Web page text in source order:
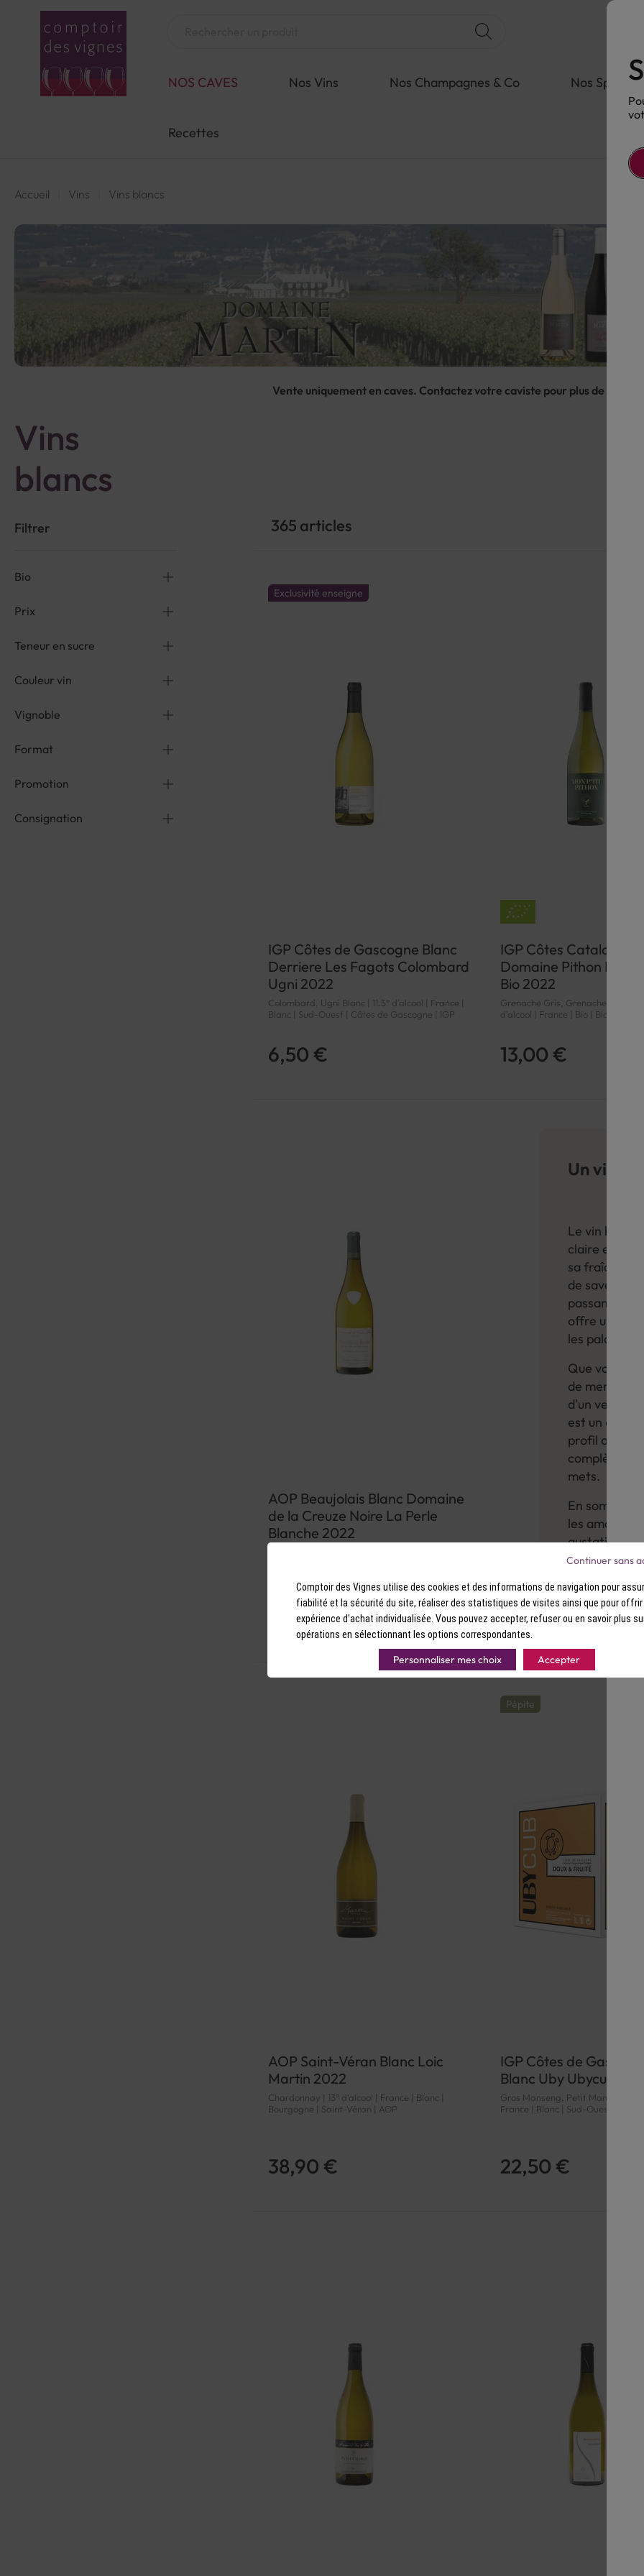
NOS CAVES Nos Vins Nos Champagnes & Co Nos
Recettes
Accueil Vins Vins blancs
Vente uniquement en caves. Contactez votre caviste pour plus de
Vins
blancs
365 articles
Exclusivité enseigne
IGP Côtes de Gascogne Blanc
Derriere Les Fagots Colombard
Ugni 2022
Colombard, Ugni Blanc | 11.5° d'alcool | France |
Blanc | Sud-Ouest | Côtes de Gascogne | IGP
6,50 €
IGP Côtes Catalanes
Domaine Pithon Mon
Bio 2022
Grenache Gris, Grenache Blanc,
d'alcool | France | Bio | Blanc |
13,00 €
AOP Beaujolais Blanc Domaine
de la Creuze Noire La Perle
Blanche 2022
11,90 €
Un vin
Le vin blanc
claire et à
sa fraîcheur,
de saveurs.
passant par le
offre une
les palais.
Que vous
de mer, une
d'un verre
est un choix
profil
complète
mets.
En somme,
les amateurs
gustative
diversité des
exquis et
AOP Saint-Véran Blanc Loic
Martin 2022
Chardonnay | 13° d'alcool | France | Blanc |
Bourgogne | Saint-Véran | AOP
38,90 €
Pépite
IGP Côtes de
Blanc Uby Ubycub
Gros Manseng, Petit Manseng | 11°
France | Blanc | Sud-Ouest | Côtes
22,50 €
Filtrer
Bio
Prix
Teneur en sucre
Couleur vin
Vignoble
Format
Promotion
Consignation
Comptoir des Vignes utilise des cookies et des informations de navigation pour
fiabilité et la sécurité du site, réaliser des statistiques de visites ainsi que pour offrir
expérience d'achat individualisée. Vous pouvez accepter, refuser ou en savoir plus
opérations en sélectionnant les options correspondantes.
Personnaliser mes choix Accepter
Continuer sans